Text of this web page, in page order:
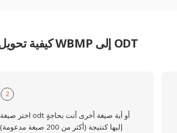
كيفية تحويل WBMP إلى ODT
2
اختر صيغة odt أو أية صيغة أخرى أنت بحاجةٍ
إليها كنتيجة (أكثر من 200 صيغة مدعومة)